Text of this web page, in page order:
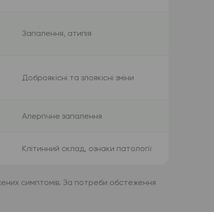
Запалення, атипія
Доброякісні та злоякісні зміни
Алергічне запалення
Клітинний склад, ознаки патології
симптомів. За потреби обстеження